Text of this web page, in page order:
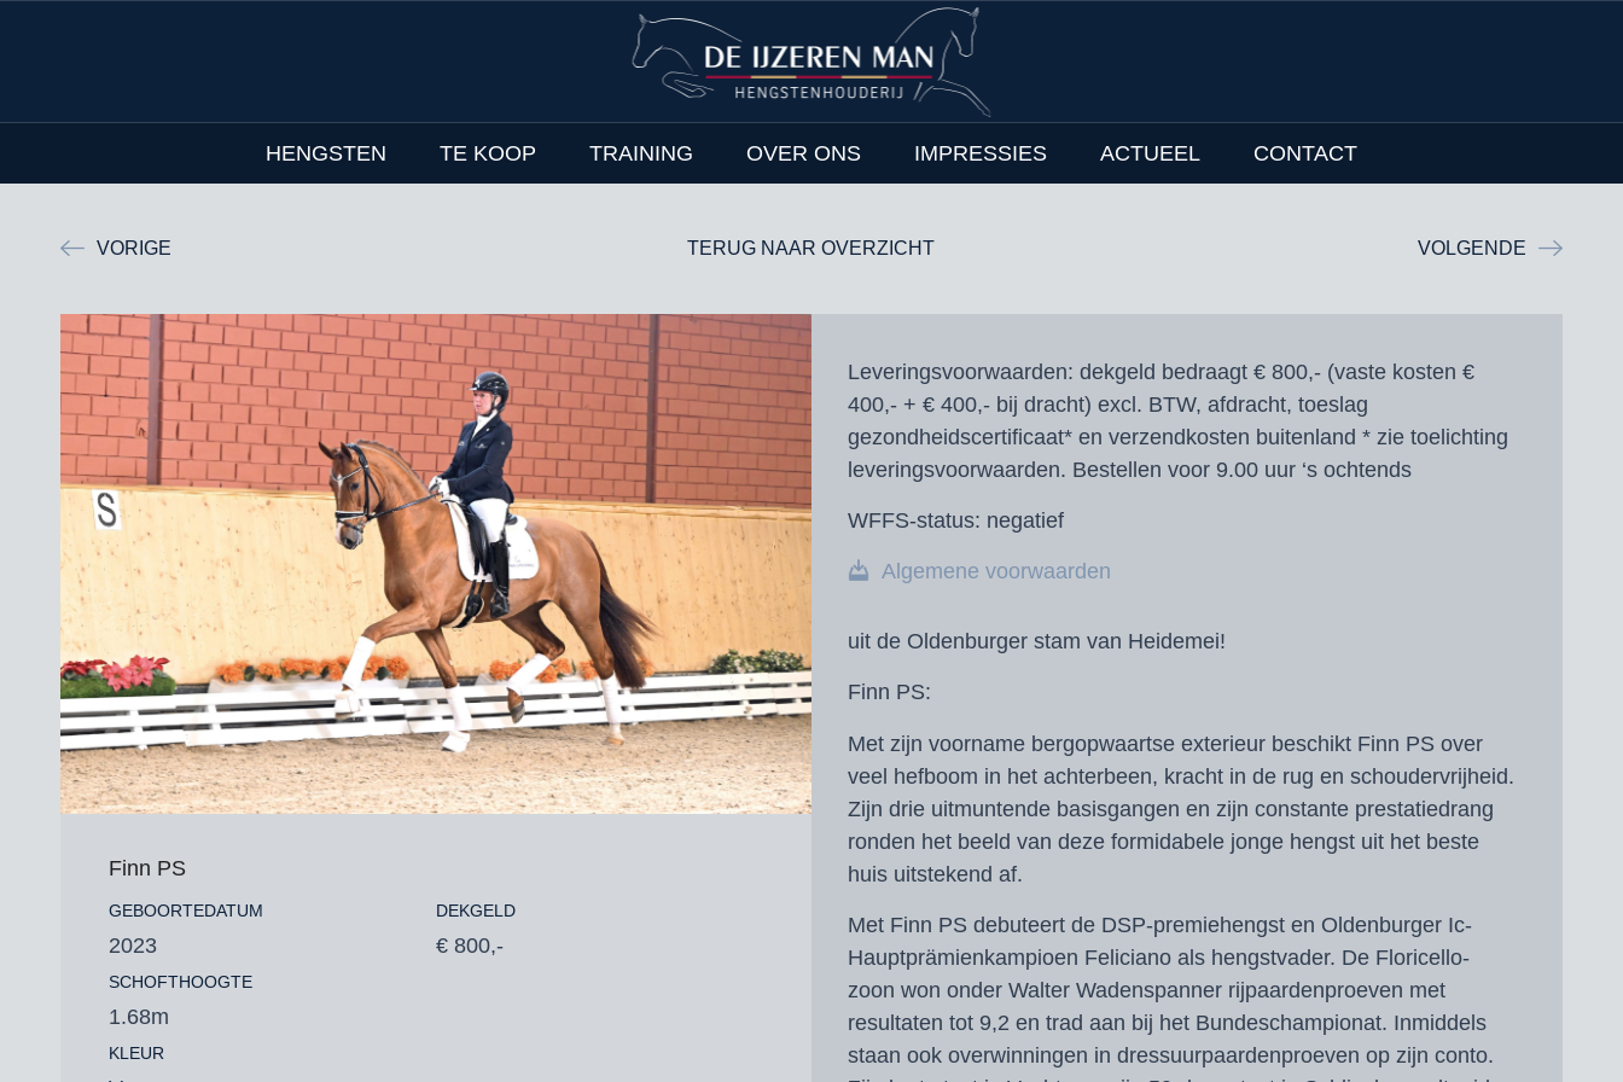
HENGSTEN TE KOOP TRAINING OVER ONS IMPRESSIES ACTUEEL CONTACT
VORIGE TERUG NAAR OVERZICHT VOLGENDE
Finn PS
GEBOORTEDATUM
2023
SCHOFTHOOGTE
1.68m
KLEUR
DEKGELD
€ 800,-
Leveringsvoorwaarden: dekgeld bedraagt € 800,- (vaste kosten €
400,- + € 400,- bij dracht) excl. BTW, afdracht, toeslag
gezondheidscertificaat* en verzendkosten buitenland * zie toelichting
leveringsvoorwaarden. Bestellen voor 9.00 uur ‘s ochtends
WFFS-status: negatief
Algemene voorwaarden
uit de Oldenburger stam van Heidemei!
Finn PS:
Met zijn voorname bergopwaartse exterieur beschikt Finn PS over
veel hefboom in het achterbeen, kracht in de rug en schoudervrijheid.
Zijn drie uitmuntende basisgangen en zijn constante prestatiedrang
ronden het beeld van deze formidabele jonge hengst uit het beste
huis uitstekend af.
Met Finn PS debuteert de DSP-premiehengst en Oldenburger Ic-
Hauptprämienkampioen Feliciano als hengstvader. De Floricello-
zoon won onder Walter Wadenspanner rijpaardenproeven met
resultaten tot 9,2 en trad aan bij het Bundeschampionat. Inmiddels
staan ook overwinningen in dressuurpaardenproeven op zijn conto.